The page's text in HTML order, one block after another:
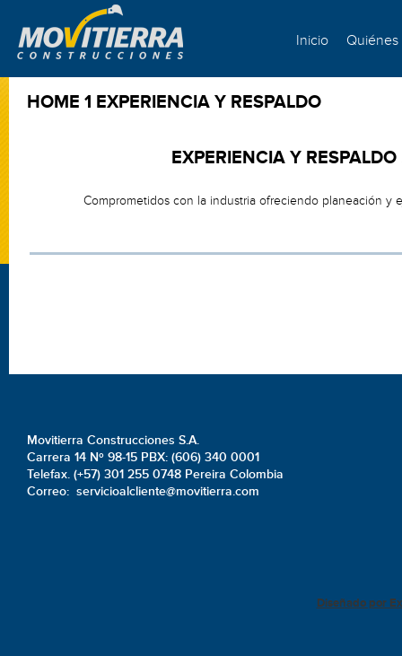
Inicio Quiénes
HOME 1 EXPERIENCIA Y RESPALDO
EXPERIENCIA Y
Comprometidos con la industria ofreciendo planeación
Movitierra Construcciones S.A.
Carrera 14 Nº 98-15 PBX: (606) 340 0001
Telefax. (+57) 301 255 0748 Pereira Colombia
Correo: servicioalcliente@movitierra.com
Diseñado por